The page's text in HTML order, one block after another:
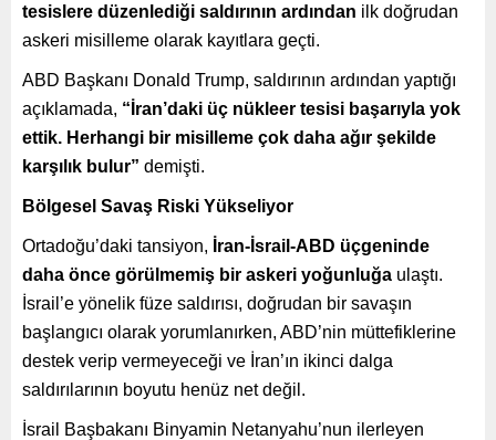
tesislere düzenlediği saldırının ardından ilk doğrudan
askeri misilleme olarak kayıtlara geçti.
ABD Başkanı Donald Trump, saldırının ardından yaptığı
açıklamada, “İran’daki üç nükleer tesisi başarıyla yok
ettik. Herhangi bir misilleme çok daha ağır şekilde
karşılık bulur” demişti.
Bölgesel Savaş Riski Yükseliyor
Ortadoğu’daki tansiyon, İran-İsrail-ABD üçgeninde
daha önce görülmemiş bir askeri yoğunluğa ulaştı.
İsrail’e yönelik füze saldırısı, doğrudan bir savaşın
başlangıcı olarak yorumlanırken, ABD’nin müttefiklerine
destek verip vermeyeceği ve İran’ın ikinci dalga
saldırılarının boyutu henüz net değil.
İsrail Başbakanı Binyamin Netanyahu’nun ilerleyen